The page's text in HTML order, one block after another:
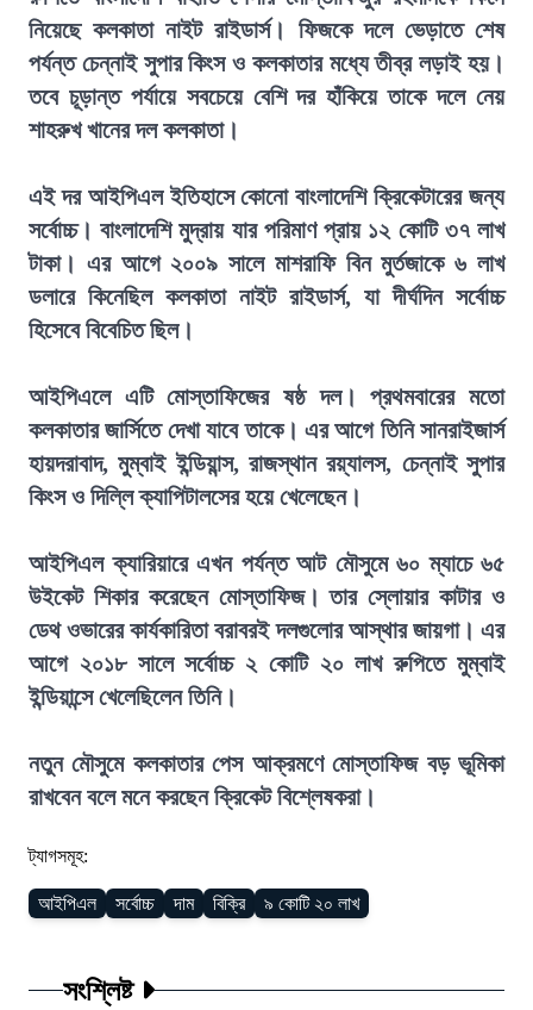
নিয়েছে কলকাতা নাইট রাইডার্স। ফিজকে দলে ভেড়াতে শেষ
পর্যন্ত চেন্নাই সুপার কিংস ও কলকাতার মধ্যে তীব্র লড়াই হয়।
তবে চূড়ান্ত পর্যায়ে সবচেয়ে বেশি দর হাঁকিয়ে তাকে দলে নেয়
শাহরুখ খানের দল কলকাতা।
এই দর আইপিএল ইতিহাসে কোনো বাংলাদেশি ক্রিকেটারের জন্য
সর্বোচ্চ। বাংলাদেশি মুদ্রায় যার পরিমাণ প্রায় ১২ কোটি ৩৭ লাখ
টাকা। এর আগে ২০০৯ সালে মাশরাফি বিন মুর্তজাকে ৬ লাখ
ডলারে কিনেছিল কলকাতা নাইট রাইডার্স, যা দীর্ঘদিন সর্বোচ্চ
হিসেবে বিবেচিত ছিল।
আইপিএলে এটি মোস্তাফিজের ষষ্ঠ দল। প্রথমবারের মতো
কলকাতার জার্সিতে দেখা যাবে তাকে। এর আগে তিনি সানরাইজার্স
হায়দরাবাদ, মুম্বাই ইন্ডিয়ান্স, রাজস্থান রয়্যালস, চেন্নাই সুপার
কিংস ও দিল্লি ক্যাপিটালসের হয়ে খেলেছেন।
আইপিএল ক্যারিয়ারে এখন পর্যন্ত আট মৌসুমে ৬০ ম্যাচে ৬৫
উইকেট শিকার করেছেন মোস্তাফিজ। তার স্লোয়ার কাটার ও
ডেথ ওভারের কার্যকারিতা বরাবরই দলগুলোর আস্থার জায়গা। এর
আগে ২০১৮ সালে সর্বোচ্চ ২ কোটি ২০ লাখ রুপিতে মুম্বাই
ইন্ডিয়ান্সে খেলেছিলেন তিনি।
নতুন মৌসুমে কলকাতার পেস আক্রমণে মোস্তাফিজ বড় ভূমিকা
রাখবেন বলে মনে করছেন ক্রিকেট বিশ্লেষকরা।
ট্যাগসমূহ:
আইপিএল সর্বোচ্চ দাম বিক্রি ৯ কোটি ২০ লাখ
সংশ্লিষ্ট